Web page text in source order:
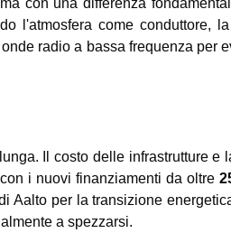
con una differenza
l'atmosfera come conduttore,
radio a bassa frequenza per
Il costo delle infrastrutture e
i nuovi finanziamenti da oltre
Aalto per la transizione
a spezzarsi.